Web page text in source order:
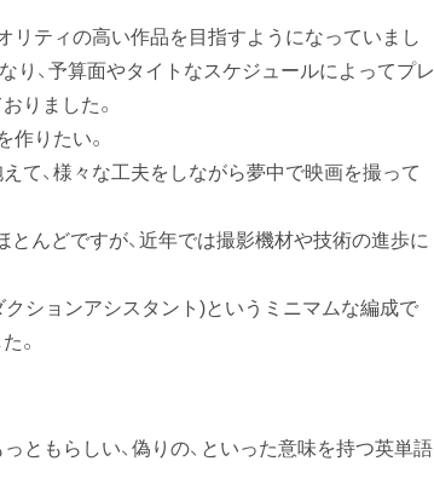
リティの高い作品を目指すようになっていまし
り、予算面やタイトなスケジュールによってプレ
りました。
作りたい。
て、様々な工夫をしながら夢中で映画を撮って
んどですが、近年では撮影機材や技術の進歩に
ションアシスタント)というミニマムな編成で
。
ともらしい、偽りの、といった意味を持つ英単語